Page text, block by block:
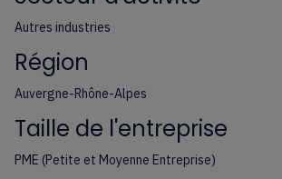
Autres industries
Région
Auvergne-Rhône-Alpes
Taille de l'entreprise
PME (Petite et Moyenne Entreprise)